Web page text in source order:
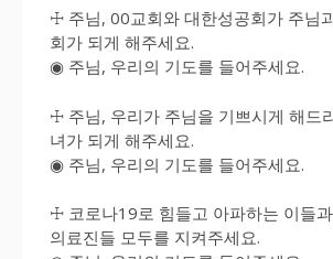
☩ 주님, 00교회와 대한성공회가 주님
회가 되게 해주세요.
◉ 주님, 우리의 기도를 들어주세요.
☩ 주님, 우리가 주님을 기쁘시게 해드
녀가 되게 해주세요.
◉ 주님, 우리의 기도를 들어주세요.
☩ 코로나19로 힘들고 아파하는 이들
의료진들 모두를 지켜주세요.